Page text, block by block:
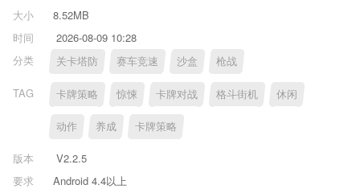
大小
8.52MB
时间
2026-08-09 10:28
分类
关卡塔防 赛车竞速 沙盒 枪战
TAG 卡牌策略 惊悚 卡牌对战 格斗街机 休闲
动作 养成 卡牌策略
版本
V2.2.5
要求
Android 4.4以上